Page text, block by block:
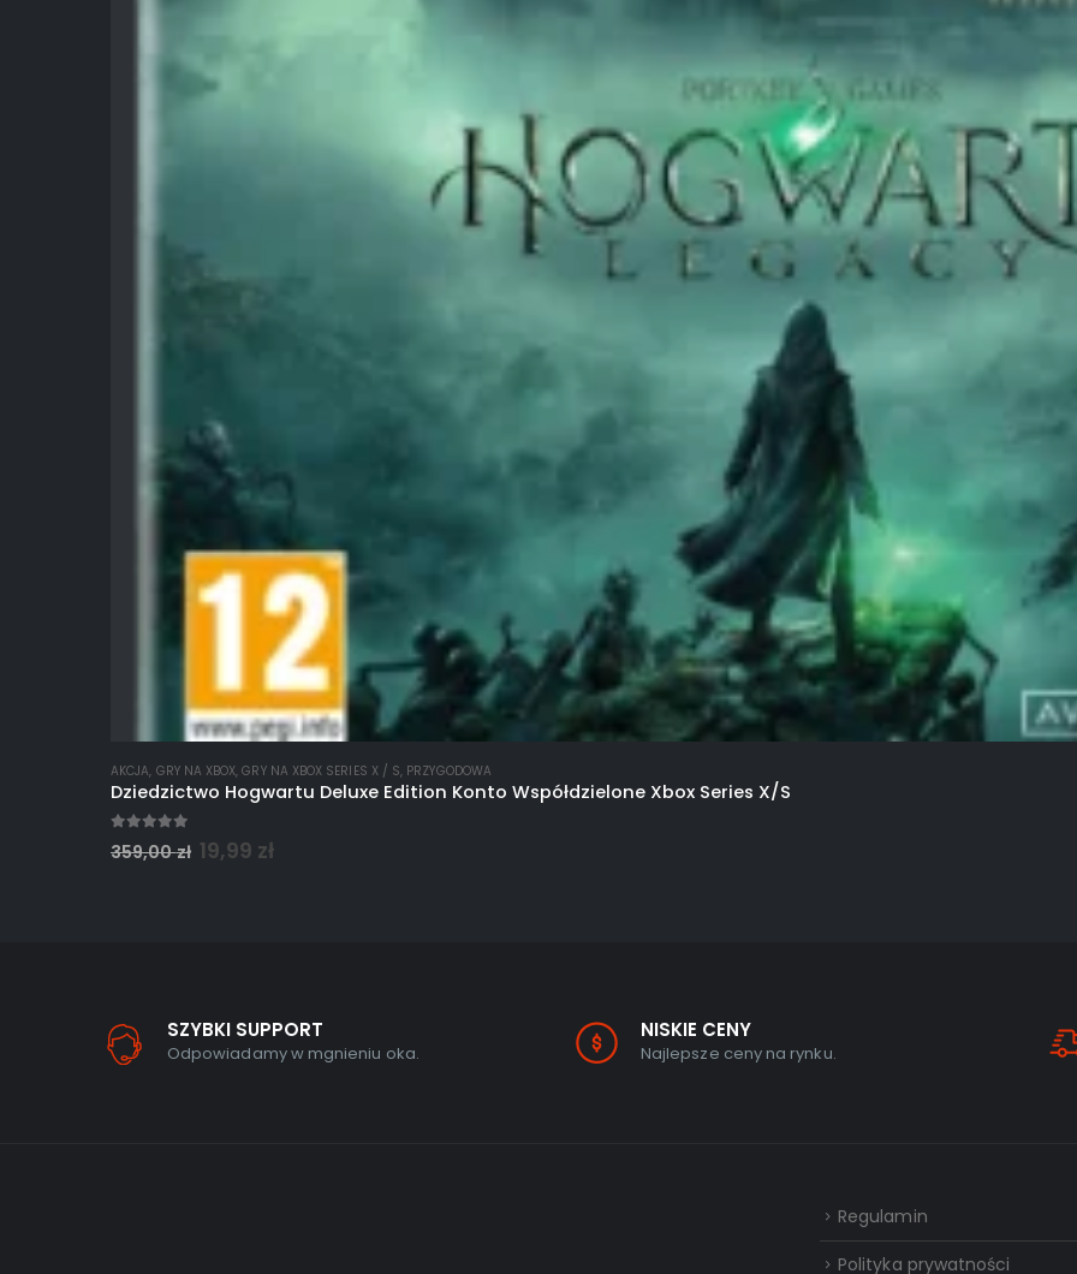
AKCJA, GRY NA XBOX,GRY NA XBOX SERIES X / S, PRZYGODOWA
Dziedzictwo Hogwartu Deluxe Edition Konto Współdzielone Xbox Series X/S
out of 5
359,00zł 19,99 zł
SZYBKI SUPPORT
Odpowiadamy w mgnieniu oka.
NISKIE CENY
Najlepsze ceny na rynku.
Regulamin
Polityka prywatności